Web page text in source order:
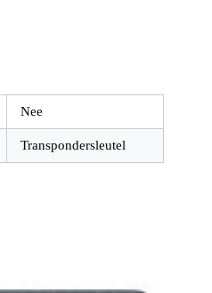
Nee
Transpondersleutel